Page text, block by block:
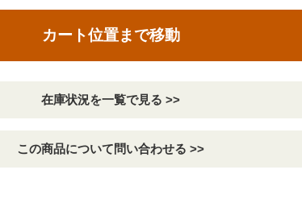
カート位置まで移動
在庫状況を一覧で見る >>
この商品について問い合わせる >>